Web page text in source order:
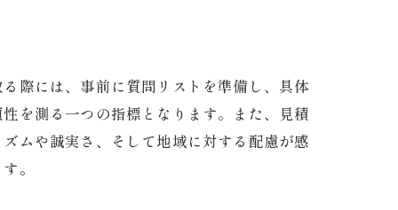
際には、事前に質問リストを準備し、具体
を測る一つの指標となります。また、見積
ムや誠実さ、そして地域に対する配慮が感
。